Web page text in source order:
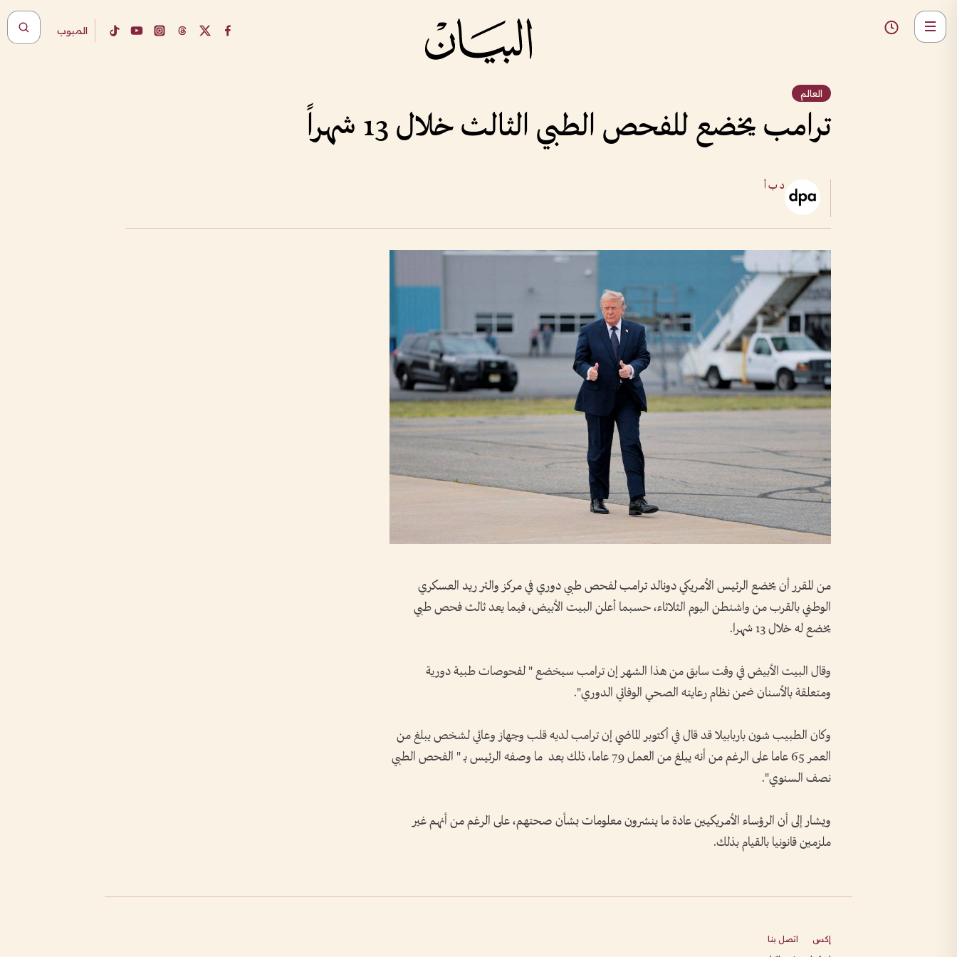
المبوب
العالم
ترامب يخضع للفحص الطبي الثالث خلال 13 شهراً
د ب أ
من المقرر أن يخضع الرئيس الأمريكي دونالد ترامب لفحص طبي دوري في مركز والتر ريد العسكري
الوطني بالقرب من واشنطن اليوم الثلاثاء، حسبما أعلن البيت الأبيض، فيما يعد ثالث فحص طبي
يخضع له خلال 13 شهرا.
وقال البيت الأبيض في وقت سابق من هذا الشهر إن ترامب سيخضع " لفحوصات طبية دورية
ومتعلقة بالأسنان ضمن نظام رعايته الصحي الوقائي الدوري".
وكان الطبيب شون باربابيلا قد قال في أكتوبر الماضي إن ترامب لديه قلب وجهاز وعائي لشخص يبلغ من
العمر 65 عاما على الرغم من أنه يبلغ من العمل 79 عاما، ذلك بعد ما وصفه الرئيس بـ " الفحص الطبي
نصف السنوي".
ويشار إلى أن الرؤساء الأمريكيين عادة ما ينشرون معلومات بشأن صحتهم، على الرغم من أنهم غير
ملزمين قانونيا بالقيام بذلك.
إكس
اتصل بنا